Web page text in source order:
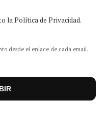
la Política de Privacidad.
desde el enlace de cada email.